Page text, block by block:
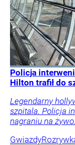
Policja
Hilton trafił do
Legendarny
szpitala. Policja
nagraniu na
Gwiazdy